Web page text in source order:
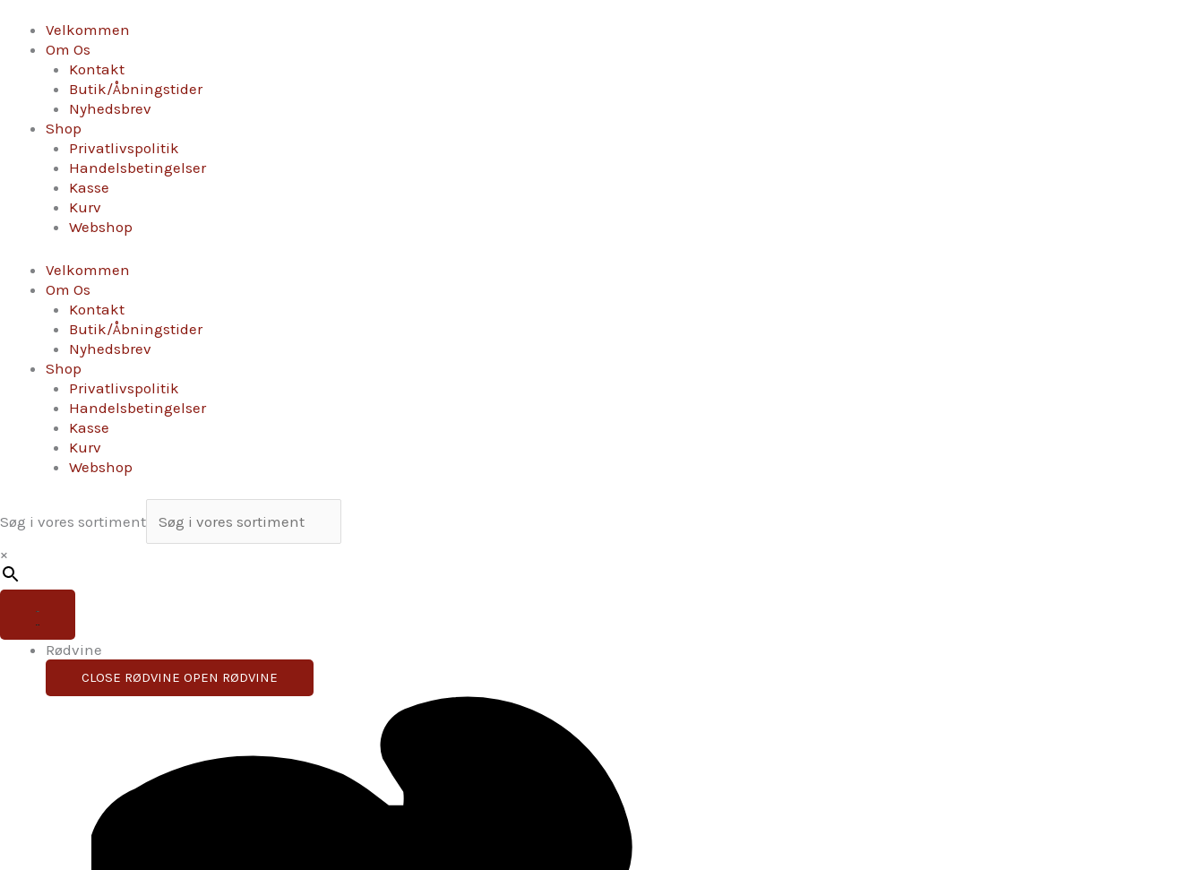
indholdet
Velkommen
Om Os
Kontakt
Butik/Åbningstider
Nyhedsbrev
Shop
Privatlivspolitik
Handelsbetingelser
Kasse
Kurv
Webshop
Velkommen
Om Os
Kontakt
Butik/Åbningstider
Nyhedsbrev
Shop
Privatlivspolitik
Handelsbetingelser
Kasse
Kurv
Webshop
Søg i vores sortiment
×
Rødvine
CLOSE RØDVINE OPEN RØDVINE
Jean
Pernet,
Tradition